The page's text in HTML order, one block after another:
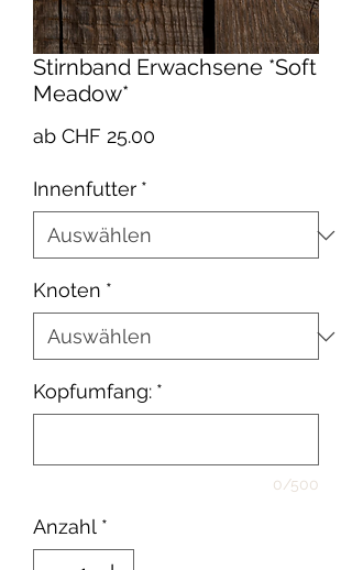
Stirnband Erwachsene *Soft
Meadow*
ab CHF 25.00
Innenfutter *
Knoten *
Kopfumfang: *
0/500
Anzahl *